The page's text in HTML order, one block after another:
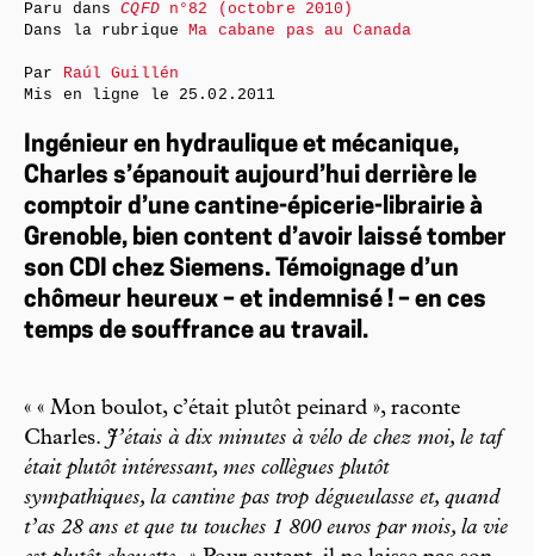
Ingénieur en hydraulique et mécanique,
Charles s’épanouit aujourd’hui derrière le
comptoir d’une cantine-épicerie-librairie à
Grenoble, bien content d’avoir laissé tomber
son CDI chez Siemens. Témoignage d’un
chômeur heureux – et indemnisé ! – en ces
temps de souffrance au travail.
« « Mon boulot, c’était plutôt peinard », raconte
Charles. J’étais à dix minutes à vélo de chez moi, le taf
était plutôt intéressant, mes collègues plutôt
sympathiques, la cantine pas trop dégueulasse et, quand
t’as 28 ans et que tu touches 1 800 euros par mois, la vie
Paru dansCQFDn°82 (octobre 2010)
Dans la rubriqueMa cabane pas au Canada
Par Raúl Guillén
Mis en ligne le 25.02.2011